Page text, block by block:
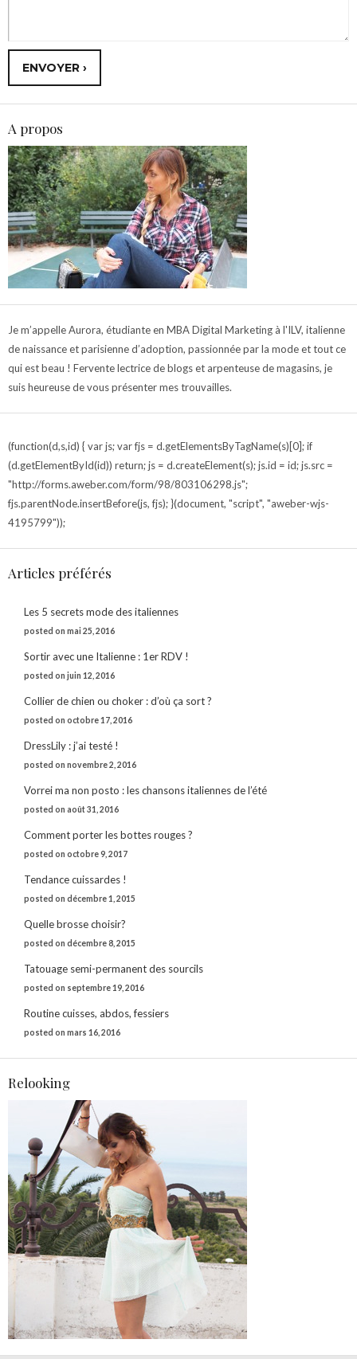
A propos
Je m’appelle Aurora, étudiante en MBA Digital Marketing à l'ILV, italienne
de naissance et parisienne d’adoption, passionnée par la mode et tout ce
qui est beau ! Fervente lectrice de blogs et arpenteuse de magasins, je
suis heureuse de vous présenter mes trouvailles.
(function(d,s,id) { var js; var fjs = d.getElementsByTagName(s)[0]; if
(d.getElementById(id)) return; js = d.createElement(s); js.id = id; js.src =
"http://forms.aweber.com/form/98/803106298.js";
fjs.parentNode.insertBefore(js, fjs); }(document, "script", "aweber-wjs-
4195799"));
Articles préférés
Les 5 secrets mode des italiennes
posted on mai 25, 2016
Sortir avec une Italienne : 1er RDV !
posted on juin 12, 2016
Collier de chien ou choker : d’où ça sort ?
posted on octobre 17, 2016
DressLily : j’ai testé !
posted on novembre 2, 2016
Vorrei ma non posto : les chansons italiennes de l’été
posted on août 31, 2016
Comment porter les bottes rouges ?
posted on octobre 9, 2017
Tendance cuissardes !
posted on décembre 1, 2015
Quelle brosse choisir?
posted on décembre 8, 2015
Tatouage semi-permanent des sourcils
posted on septembre 19, 2016
Routine cuisses, abdos, fessiers
posted on mars 16, 2016
Relooking